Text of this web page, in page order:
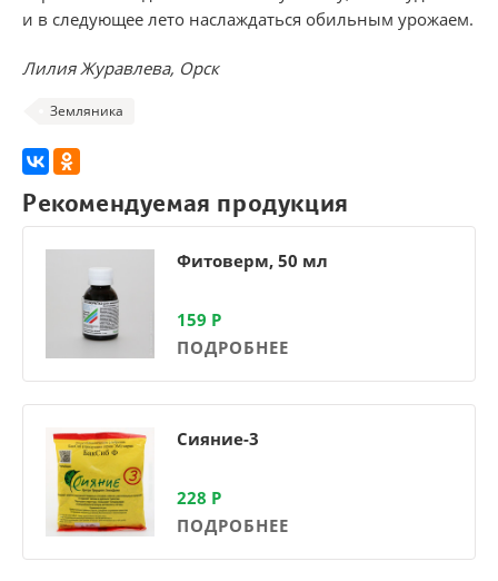
и в следующее лето наслаждаться обильным урожаем.
Лилия Журавлева, Орск
Земляника
Рекомендуемая продукция
Фитоверм, 50 мл
159 Р
ПОДРОБНЕЕ
Сияние-3
228 Р
ПОДРОБНЕЕ